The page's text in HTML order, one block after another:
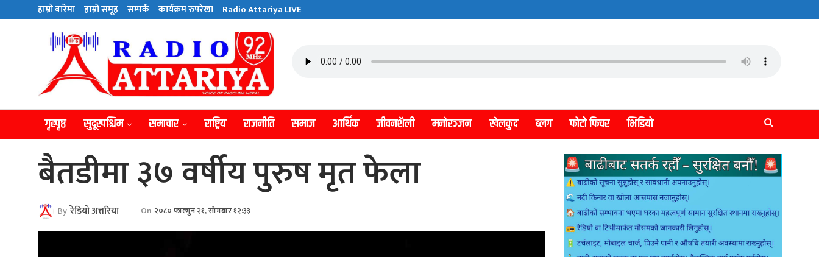
हाम्राे बारेमा हाम्राे समूह सम्पर्क कार्यक्रम रुपरेखा Radio Attariya LIVE
गृहपृष्ठ सुदूरपश्चिम समाचार राष्ट्रिय राजनीति समाज आर्थिक जीवनशैली मनाेरञ्जन खेलकुद ब्लग फोटो फिचर भिडियो
बैतडीमा ३७ वर्षीय पुरुष मृत फेला
By रेडियाे अत्तरिया On २०८० फाल्गुन २१, सोमबार १२:३३